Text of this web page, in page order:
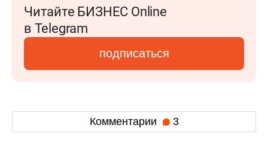
Читайте БИЗНЕС Online
в Telegram
подписаться
Комментарии 3